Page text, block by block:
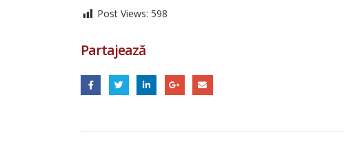
Post Views: 598
Partajează